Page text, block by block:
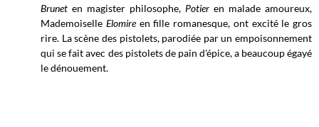
Bruneten magister philosophe, Potieren malade amoureux,
Mademoiselle Elomire en fille romanesque, ont excité le gros
rire. La scène des pistolets, parodiée par un empoisonnement
qui se fait avec des pistolets de pain d'épice, a beaucoup égayé
le dénouement.